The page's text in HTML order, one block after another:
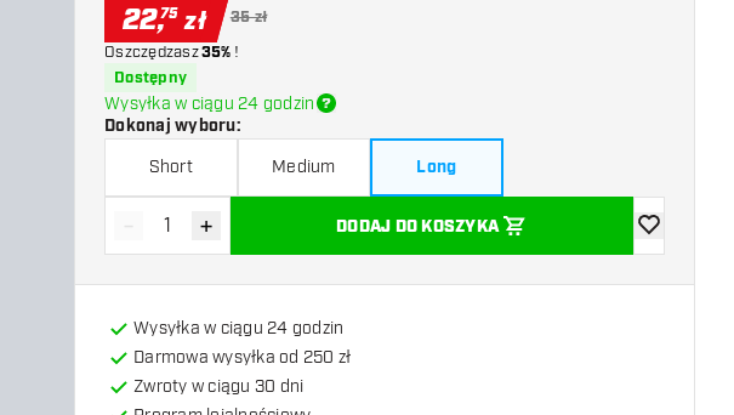
22,75 zł 35 zł
Oszczędzasz35% !
Dostępny
Wysyłka w ciągu 24 godzin
Dokonaj wyboru:
Short Medium Long
Zmniejsz ilość
- Zwiększ ilość
+ DODAJ DO KOSZYKA
dodaj do
Wysyłka w ciągu 24 godzin
Darmowa wysyłka od 250 zł
Zwroty w ciągu 30 dni